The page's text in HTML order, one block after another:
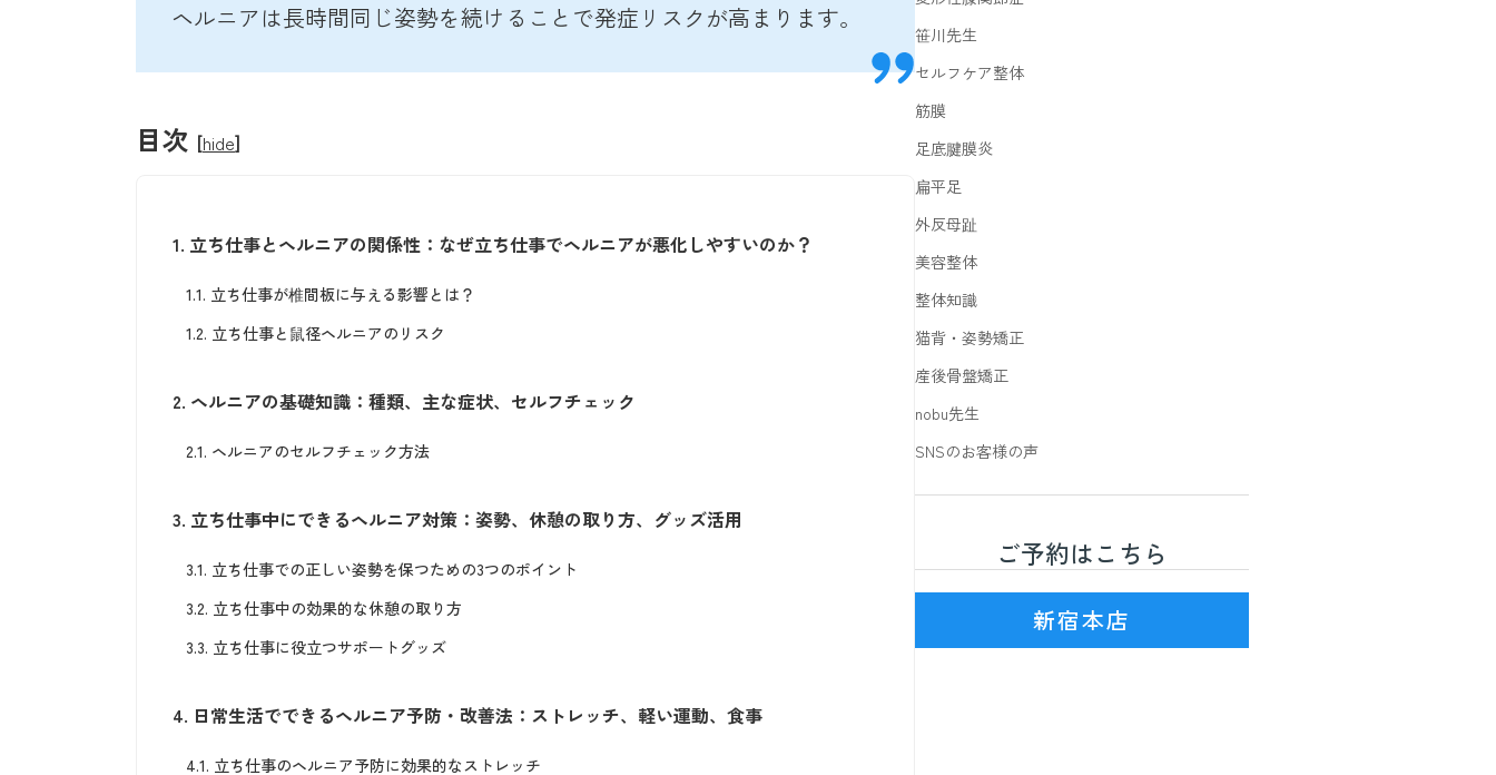
ヘルニアは長時間同じ姿勢を続けることで発症リスクが高まります。
目次 [hide]
1. 立ち仕事とヘルニアの関係性：なぜ立ち仕事でヘルニアが悪化しやすいのか？
1.1. 立ち仕事が椎間板に与える影響とは？
1.2. 立ち仕事と鼠径ヘルニアのリスク
2. ヘルニアの基礎知識：種類、主な症状、セルフチェック
2.1. ヘルニアのセルフチェック方法
3. 立ち仕事中にできるヘルニア対策：姿勢、休憩の取り方、グッズ活用
3.1. 立ち仕事での正しい姿勢を保つための3つのポイント
3.2. 立ち仕事中の効果的な休憩の取り方
3.3. 立ち仕事に役立つサポートグッズ
4. 日常生活でできるヘルニア予防・改善法：ストレッチ、軽い運動、食事
4.1. 立ち仕事のヘルニア予防に効果的なストレッチ
笹川先生
セルフケア整体
筋膜
足底腱膜炎
扁平足
外反母趾
美容整体
整体知識
猫背・姿勢矯正
産後骨盤矯正
nobu先生
SNSのお客様の声
ご予約はこちら
新宿本店
新宿駅(JR線)3番出口を出て徒歩7分